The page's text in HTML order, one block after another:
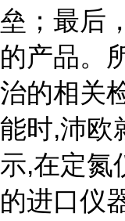
；最后
产品。
的相关
时,沛
,在定氮
进口仪